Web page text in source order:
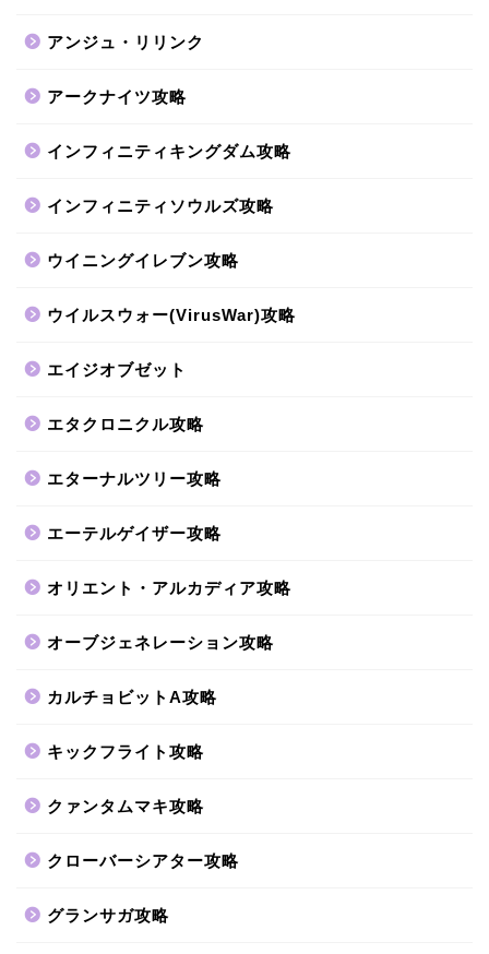
アンジュ・リリンク
アークナイツ攻略
インフィニティキングダム攻略
インフィニティソウルズ攻略
ウイニングイレブン攻略
ウイルスウォー(VirusWar)攻略
エイジオブゼット
エタクロニクル攻略
エターナルツリー攻略
エーテルゲイザー攻略
オリエント・アルカディア攻略
オーブジェネレーション攻略
カルチョビットA攻略
キックフライト攻略
クァンタムマキ攻略
クローバーシアター攻略
グランサガ攻略